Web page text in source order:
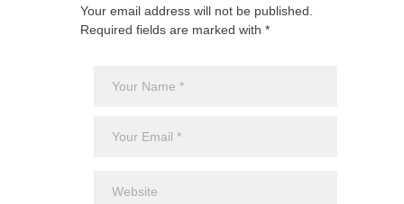
Your email address will not be published.
Required fields are marked with *